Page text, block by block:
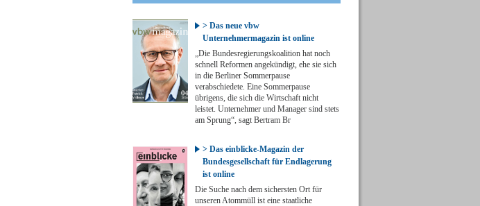
> Das neue vbw
Unternehmermagazin ist online
„Die Bundesregierungskoalition hat noch
schnell Reformen angekündigt, ehe sie sich
in die Berliner Sommerpause
verabschiedete. Eine Sommerpause
übrigens, die sich die Wirtschaft nicht
leistet. Unternehmer und Manager sind stets
am Sprung“, sagt Bertram Br
> Das einblicke-Magazin der
Bundesgesellschaft für Endlagerung
ist online
Die Suche nach dem sichersten Ort für
unseren Atommüll ist eine staatliche